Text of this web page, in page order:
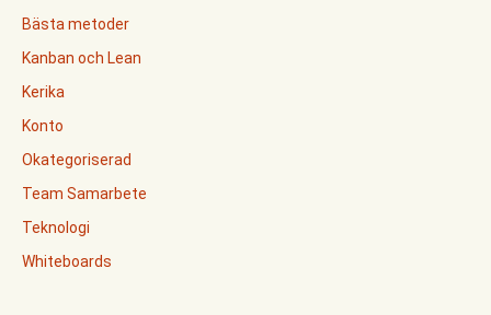
Bästa metoder
Kanban och Lean
Kerika
Konto
Okategoriserad
Team Samarbete
Teknologi
Whiteboards